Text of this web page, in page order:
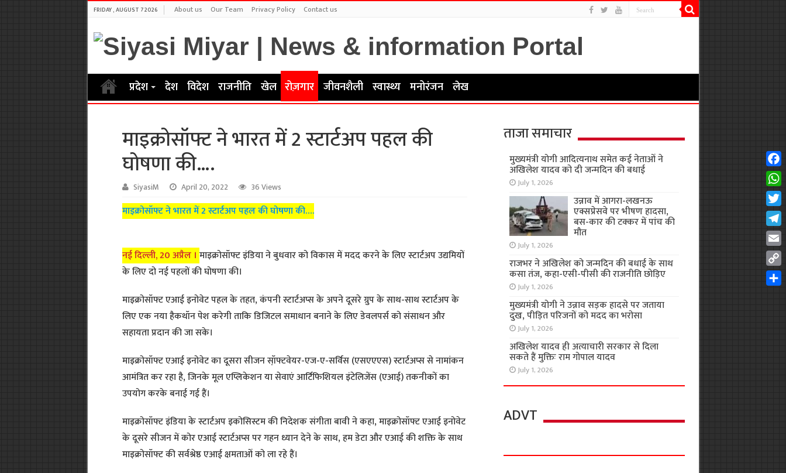
FRIDAY , AUGUST 7 2026 About us Our Team Privacy Policy Contact us
प्रदेश देश विदेश राजनीति खेल रोज़गार जीवनशैली स्वास्थ्य मनोरंजन लेख
माइक्रोसॉफ्ट ने भारत में 2 स्टार्टअप पहल की
घोषणा की….
SiyasiM April 20, 2022 36 Views
माइक्रोसॉफ्ट ने भारत में 2 स्टार्टअप पहल की घोषणा की….
नई दिल्ली, 20 अप्रैल । माइक्रोसॉफ्ट इंडिया ने बुधवार को विकास में मदद करने के लिए स्टार्टअप उद्यमियों
के लिए दो नई पहलों की घोषणा की।
माइक्रोसॉफ्ट एआई इनोवेट पहल के तहत, कंपनी स्टार्टअप्स के अपने दूसरे ग्रुप के साथ-साथ स्टार्टअप के
लिए एक नया हैकथॉन पेश करेगी ताकि डिजिटल समाधान बनाने के लिए डेवलपर्स को संसाधन और
सहायता प्रदान की जा सके।
माइक्रोसॉफ्ट एआई इनोवेट का दूसरा सीजन सॉ़फ्टवेयर-एज-ए-सर्विस (एसएएएस) स्टार्टअप्स से नामांकन
आमंत्रित कर रहा है, जिनके मूल एप्लिकेशन या सेवाएं आर्टिफिशियल इंटेलिजेंस (एआई) तकनीकों का
उपयोग करके बनाई गई हैं।
माइक्रोसॉफ्ट इंडिया के स्टार्टअप इकोसिस्टम की निदेशक संगीता बावी ने कहा, माइक्रोसॉफ्ट एआई इनोवेट
के दूसरे सीजन में कोर एआई स्टार्टअप्स पर गहन ध्यान देने के साथ, हम डेटा और एआई की शक्ति के साथ
माइक्रोसॉफ्ट की सर्वश्रेष्ठ एआई क्षमताओं को ला रहे हैं।
ताजा समाचार
मुख्यमंत्री योगी आदित्यनाथ समेत कई नेताओं ने
अखिलेश यादव को दी जन्मदिन की बधाई
July 1, 2026
उन्नाव में आगरा-लखनऊ
एक्सप्रेसवे पर भीषण हादसा,
बस-कार की टक्कर में पांच की
मौत
July 1, 2026
राजभर ने अखिलेश को जन्मदिन की बधाई के साथ
कसा तंज, कहा-एसी-पीसी की राजनीति छोड़िए
July 1, 2026
मुख्यमंत्री योगी ने उन्नाव सड़क हादसे पर जताया
दुख, पीड़ित परिजनों को मदद का भरोसा
July 1, 2026
अखिलेश यादव ही अत्याचारी सरकार से दिला
सकते हैं मुक्तिः राम गोपाल यादव
July 1, 2026
ADVT
Copy
Link